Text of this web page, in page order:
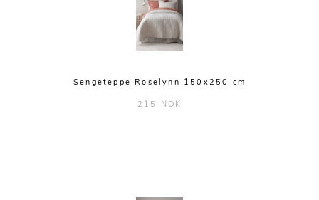
Sengeteppe Roselynn 150x250 cm
215 NOK